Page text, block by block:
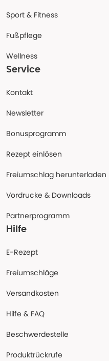
Sport & Fitness
Fußpflege
Wellness
Service
Kontakt
Newsletter
Bonusprogramm
Rezept einlösen
Freiumschlag herunterladen
Vordrucke & Downloads
Partnerprogramm
Hilfe
E-Rezept
Freiumschläge
Versandkosten
Hilfe & FAQ
Beschwerdestelle
Produktrückrufe